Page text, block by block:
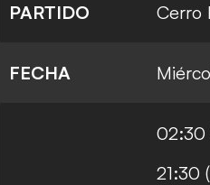
PARTIDO Cerro
FECHA
02:30
21:30